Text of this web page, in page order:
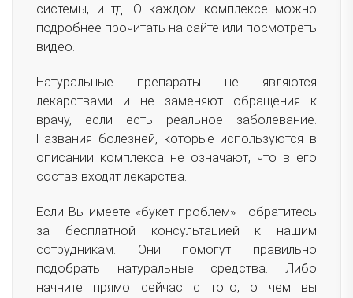
системы, и тд. О каждом комплексе можно
подробнее прочитать на сайте или посмотреть
видео.
Натуральные препараты не являются
лекарствами и не заменяют обращения к
врачу, если есть реальное заболевание.
Названия болезней, которые используются в
описании комплекса не означают, что в его
состав входят лекарства.
Если Вы имеете «букет проблем» - обратитесь
за бесплатной консультацией к нашим
сотрудникам. Они помогут правильно
подобрать натуральные средства. Либо
начните прямо сейчас с того, о чем вы